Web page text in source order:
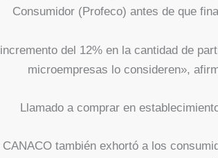
Consumidor (Profeco) antes de que
del 12% en la cantidad de
microempresas lo consideren»,
Llamado a comprar en
CANACO también exhortó a los